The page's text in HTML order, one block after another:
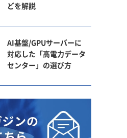
どを解説
AI基盤/GPUサーバーに
対応した「高電力データ
センター」の選び方